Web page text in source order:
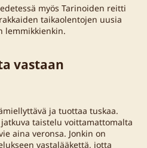
myös Tarinoiden reitti
taikaolentojen uusia
lemmikkienkin.
vastaan
ja tuottaa tuskaa.
taistelu voittamattomalta
aina veronsa. Jonkin on
vastalääkettä, jotta